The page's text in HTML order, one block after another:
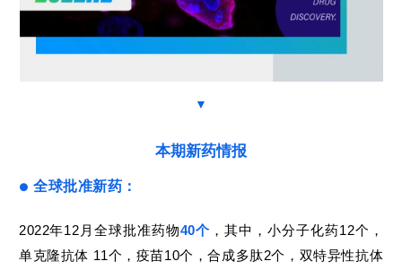
▼
本期新药情报
● 全球批准新药：
2022年12月全球批准药物40个 ，其中，小分子化药12个，
单克隆抗体 11个，疫苗10个，合成多肽2个，双特异性抗体